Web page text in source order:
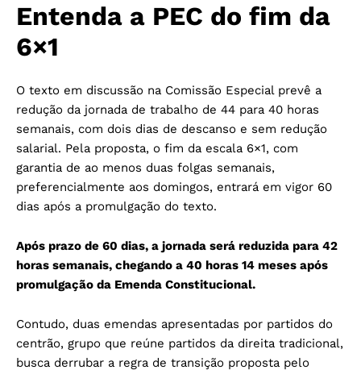
Entenda a PEC do fim da
6×1
O texto em discussão na Comissão Especial prevê a
redução da jornada de trabalho de 44 para 40 horas
semanais, com dois dias de descanso e sem redução
salarial. Pela proposta, o fim da escala 6×1, com
garantia de ao menos duas folgas semanais,
preferencialmente aos domingos, entrará em vigor 60
dias após a promulgação do texto.
Após prazo de 60 dias, a jornada será reduzida para 42
horas semanais, chegando a 40 horas 14 meses após
promulgação da Emenda Constitucional.
Contudo, duas emendas apresentadas por partidos do
centrão, grupo que reúne partidos da direita tradicional,
busca derrubar a regra de transição proposta pelo